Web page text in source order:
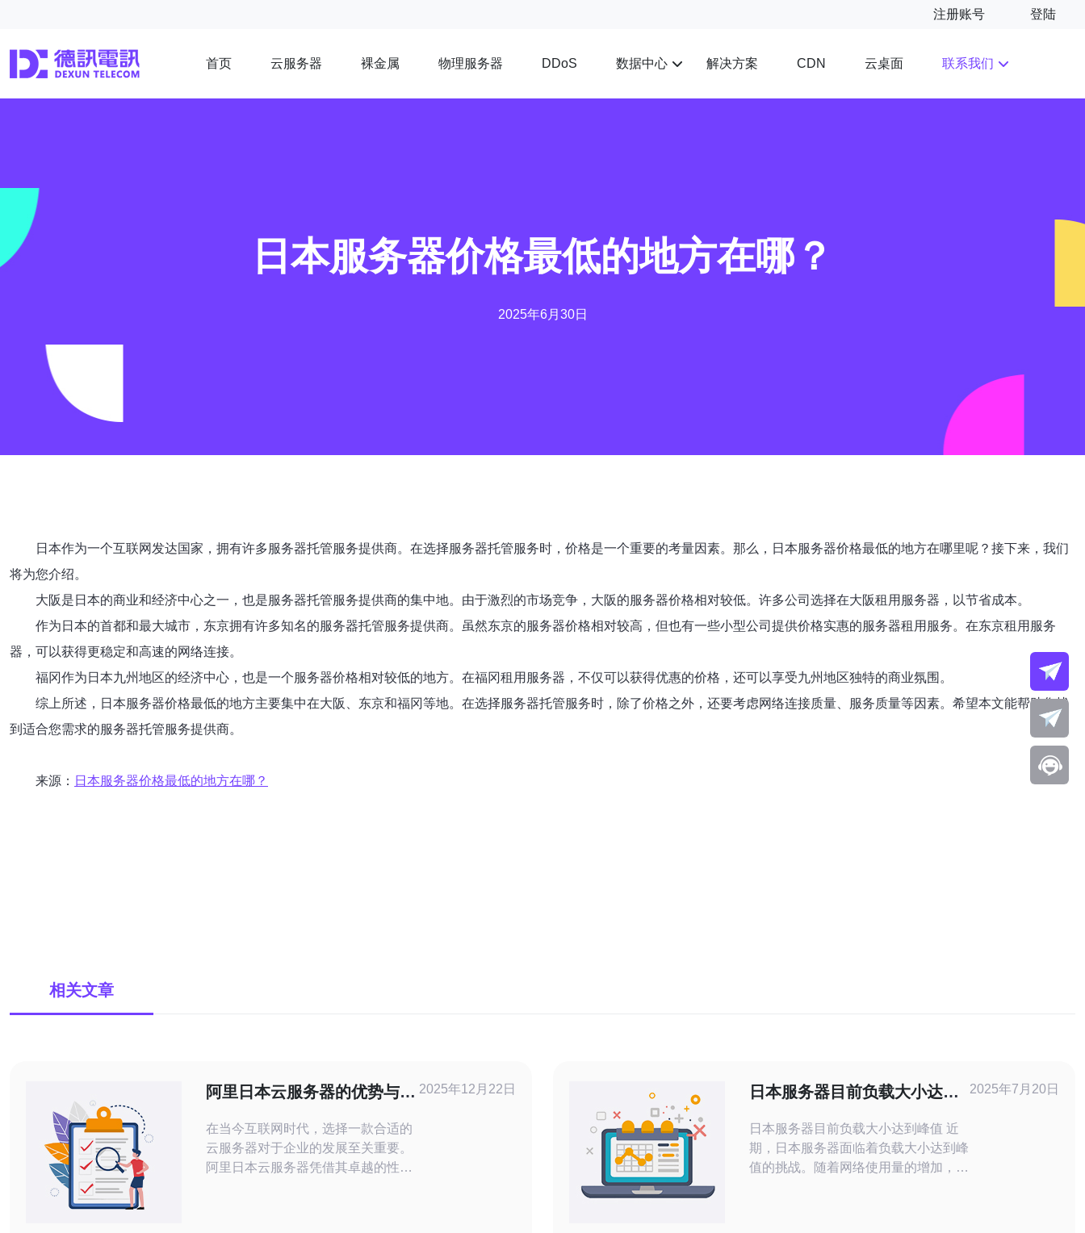
注册账号 登陆
首页 云服务器 裸金属 物理服务器 DDoS 数据中心 解决方案 CDN 云桌面 联系我们
日本服务器价格最低的地方在哪？
2025年6月30日
日本作为一个互联网发达国家，拥有许多服务器托管服务提供商。在选择服务器托管服务时，价格是一个重要的考量因素。那么，日本服务器价格最低的地方在哪里呢？接下来，我们
将为您介绍。
大阪是日本的商业和经济中心之一，也是服务器托管服务提供商的集中地。由于激烈的市场竞争，大阪的服务器价格相对较低。许多公司选择在大阪租用服务器，以节省成本。
作为日本的首都和最大城市，东京拥有许多知名的服务器托管服务提供商。虽然东京的服务器价格相对较高，但也有一些小型公司提供价格实惠的服务器租用服务。在东京租用服务
器，可以获得更稳定和高速的网络连接。
福冈作为日本九州地区的经济中心，也是一个服务器价格相对较低的地方。在福冈租用服务器，不仅可以获得优惠的价格，还可以享受九州地区独特的商业氛围。
综上所述，日本服务器价格最低的地方主要集中在大阪、东京和福冈等地。在选择服务器托管服务时，除了价格之外，还要考虑网络连接质量、服务质量等因素。希望本文能帮助您找
到适合您需求的服务器托管服务提供商。
来源： 日本服务器价格最低的地方在哪？
相关文章
阿里日本云服务器的优势与使
在当今互联网时代，选择一款合适的
云服务器对于企业的发展至关重要。
阿里日本云服务器凭借其卓越的性
2025年12月22日
日本服务器目前负载大小达到
日本服务器目前负载大小达到峰值 近
期，日本服务器面临着负载大小达到峰
值的挑战。随着网络使用量的增加，服
2025年7月20日